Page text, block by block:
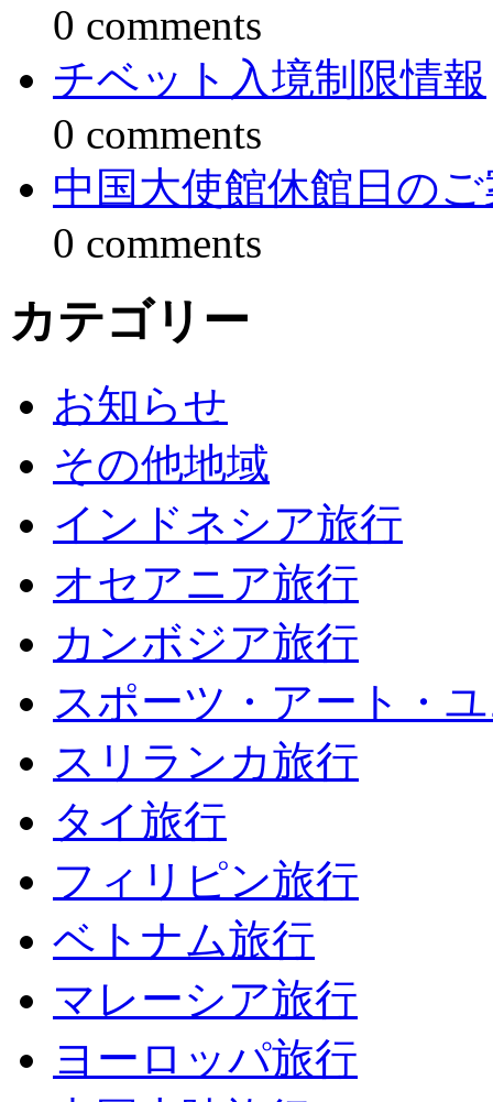
0 comments
チベット入境制限情報
0 comments
中国大使館休館日の
0 comments
カテゴリー
お知らせ
その他地域
インドネシア旅行
オセアニア旅行
カンボジア旅行
スポーツ・アート・
スリランカ旅行
タイ旅行
フィリピン旅行
ベトナム旅行
マレーシア旅行
ヨーロッパ旅行